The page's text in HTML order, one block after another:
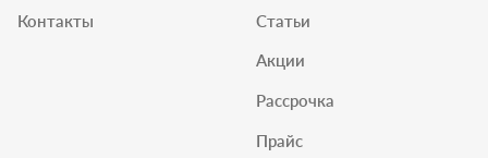
Контакты Статьи
Акции
Рассрочка
Прайс